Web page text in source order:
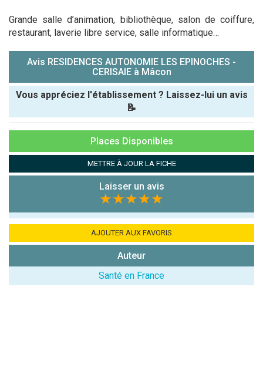
Grande salle d’animation, bibliothèque, salon de coiffure,
restaurant, laverie libre service, salle informatique…
Avis RESIDENCES AUTONOMIE LES EPINOCHES -
CERISAIE à Mâcon
Vous appréciez l'établissement ? Laissez-lui un avis
📝
Note que vous souhaitez attribuer :
7x4 (en
l'établissement
Places Disponibles
METTRE À JOUR LA FICHE
Laisser un avis
★★★★★
AJOUTER AUX FAVORIS
Auteur
Santé en France